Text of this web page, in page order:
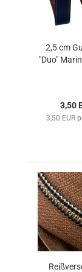
2,5 cm
"Duo"
3,50
3,50 EUR